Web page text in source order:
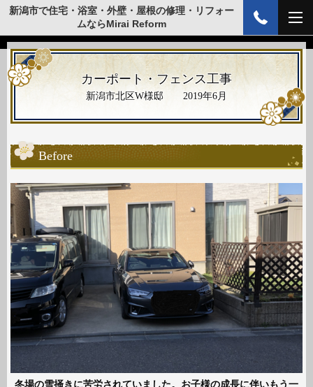
新潟市で住宅・浴室・外壁・屋根の修理・リフォー
ムならMirai Reform
カーポート・フェンス工事
新潟市北区W様邸 2019年6月
Before
冬場の雪掻きに苦労されていました。お子様の成長に伴いもう一